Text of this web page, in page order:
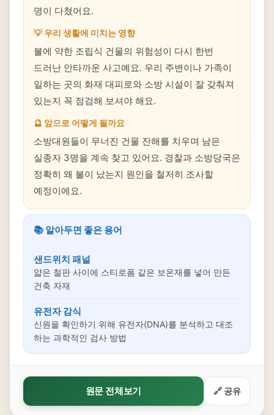
명이 다쳤어요.
💡 우리 생활에 미치는 영향
불에 약한 조립식 건물의 위험성이 다시 한번
드러난 안타까운 사고예요. 우리 주변이나 가족이
일하는 곳의 화재 대피로와 소방 시설이 잘 갖춰져
있는지 꼭 점검해 보셔야 해요.
🔮 앞으로 어떻게 될까요
소방대원들이 무너진 건물 잔해를 치우며 남은
실종자 3명을 계속 찾고 있어요. 경찰과 소방당국은
정확히 왜 불이 났는지 원인을 철저히 조사할
예정이에요.
📚 알아두면 좋은 용어
샌드위치 패널
얇은 철판 사이에 스티로폼 같은 보온재를 넣어 만든
건축 자재
유전자 감식
신원을 확인하기 위해 유전자(DNA)를 분석하고 대조
하는 과학적인 검사 방법
원문 전체보기 🔗 공유